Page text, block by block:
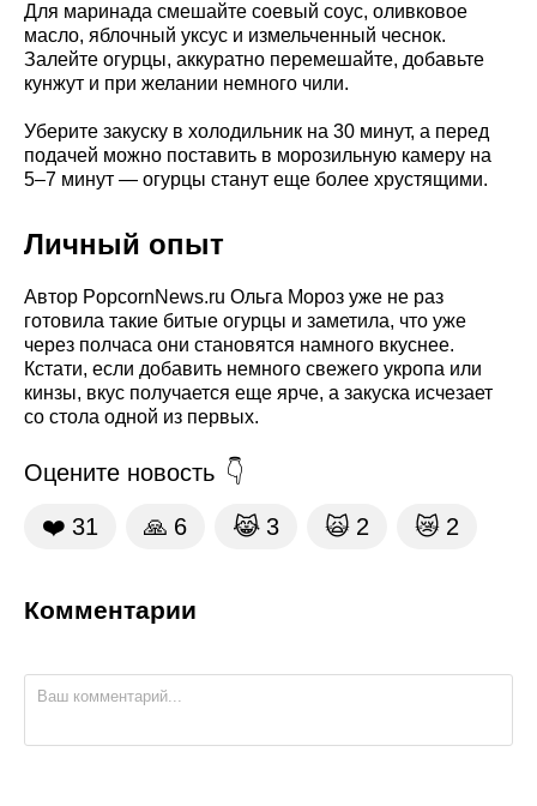
Для маринада смешайте соевый соус, оливковое
масло, яблочный уксус и измельченный чеснок.
Залейте огурцы, аккуратно перемешайте, добавьте
кунжут и при желании немного чили.
Уберите закуску в холодильник на 30 минут, а перед
подачей можно поставить в морозильную камеру на
5–7 минут — огурцы станут еще более хрустящими.
Личный опыт
Автор PopcornNews.ru Ольга Мороз уже не раз
готовила такие битые огурцы и заметила, что уже
через полчаса они становятся намного вкуснее.
Кстати, если добавить немного свежего укропа или
кинзы, вкус получается еще ярче, а закуска исчезает
со стола одной из первых.
Оцените новость
❤️ 31 🙏 6 😹 3 🙀 2 😿 2
Комментарии